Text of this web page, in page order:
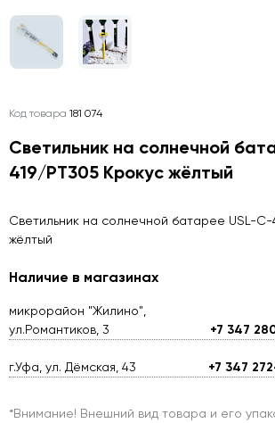
Код товара 181 074
Светильник на солнечной
419/PT305 Крокус жёлтый
Светильник на солнечной батарее USL-C-
жёлтый
Наличие в магазинах
микрорайон "Жилино",
ул.Романтиков, 3
+7 347
г.Уфа, ул. Дёмская, 43 +7 347
*Внимание! Внешний вид товара и его